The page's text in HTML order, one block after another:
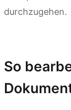
durchzugehen.
So